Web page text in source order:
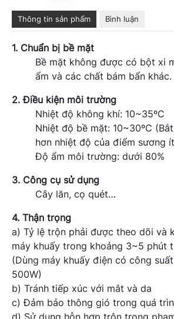
Thông tin sản phẩm Bình luận
1. Chuẩn bị bề mặt
Bề mặt không được có bột xi
ẩm và các chất bám bẩn khác.
2. Điều kiện môi trường
Nhiệt độ không khí: 10~35ºC
Nhiệt độ bề mặt: 10~30ºC
hơn nhiệt độ của điểm sương
Độ ẩm môi trường: dưới 80%
3. Công cụ sử dụng
Cây lăn, cọ quét…
4. Thận trọng
a) Tỷ lệ trộn phải được theo dõi và
máy khuấy trong khoảng 3~5 phút
(Dùng máy khuấy điện có công
500W)
b) Tránh tiếp xúc với mắt và da
c) Đảm bảo thông gió trong quá
d) Sử dụng hỗn hợp trộn trong